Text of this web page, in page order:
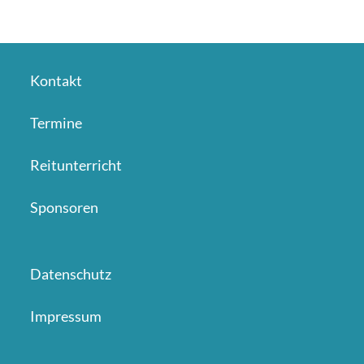
Kontakt
Termine
Reitunterricht
Sponsoren
Datenschutz
Impressum